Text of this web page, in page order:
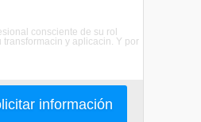
consciente de su rol
y aplicacin. Y por
información